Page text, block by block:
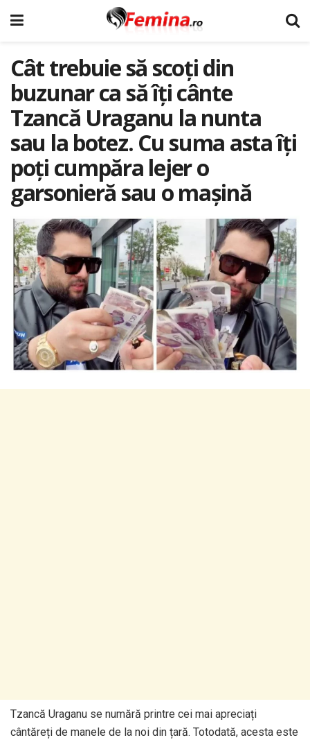
Cât trebuie să scoți din
buzunar ca să îți cânte
Tzancă Uraganu la nunta
sau la botez. Cu suma asta îți
poți cumpăra lejer o
garsonieră sau o mașină
Tzancă Uraganu se numără printre cei mai apreciați
cântăreți de manele de la noi din țară. Totodată, acesta este